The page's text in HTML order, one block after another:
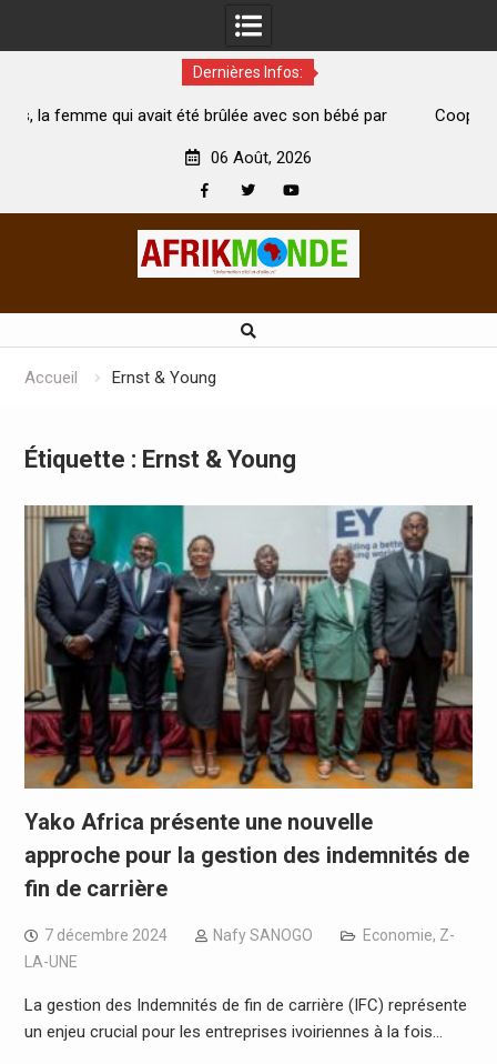
Dernières Infos:
été brûlée avec son bébé par
Coopération: Le ministre
06 Août, 2026
Accueil Ernst & Young
Étiquette : Ernst & Young
Yako Africa présente une nouvelle
approche pour la gestion des indemnités de
fin de carrière
7 décembre 2024 Nafy SANOGO Economie, Z-
LA-UNE
La gestion des Indemnités de fin de carrière (IFC) représente
un enjeu crucial pour les entreprises ivoiriennes à la fois…